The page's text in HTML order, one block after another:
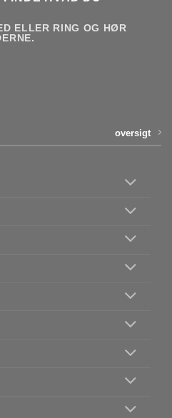
ELLER RING OG HØR
oversigt